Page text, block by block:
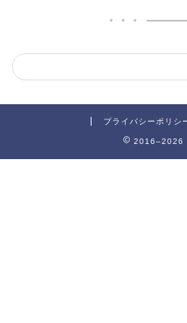
プライバシーポリシ
2016–2026